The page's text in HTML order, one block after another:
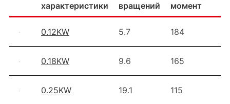
характеристики
вращений
момент
0.12KW 5.7 184
0.18KW 9.6 165
0.25KW 19.1 115